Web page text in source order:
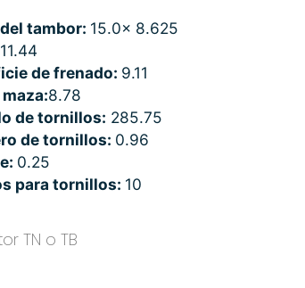
tambor: 15.0x 8.625
11.44
de frenado: 9.11
8.78
de tornillos: 285.75
de tornillos: 0.96
0.25
para tornillos: 10
TN o TB